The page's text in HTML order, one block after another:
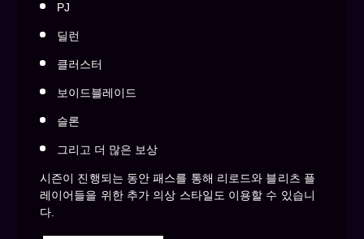
PJ
딜런
클러스터
보이드블레이드
슬론
그리고 더 많은 보상
시즌이 진행되는 동안 패스를 통해 리로드와 블리츠 플
레이어들을 위한 추가 의상 스타일도 이용할 수 있습니
다.